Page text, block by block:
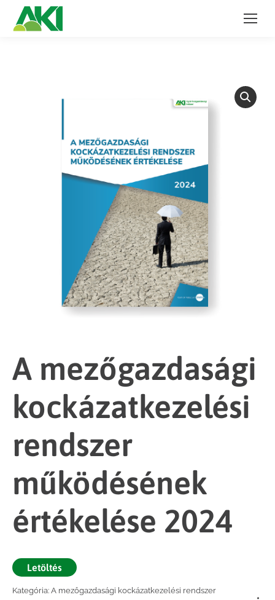
A mezőgazdasági
kockázatkezelési
rendszer
működésének
értékelése 2024
Letöltés
Kategória: A mezőgazdasági kockázatkezelési rendszer